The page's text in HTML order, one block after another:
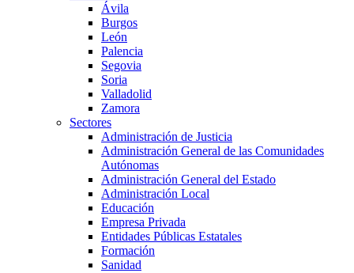
Ávila
Burgos
León
Palencia
Segovia
Soria
Valladolid
Zamora
Sectores
Administración de Justicia
Administración General de las Comunidades
Autónomas
Administración General del Estado
Administración Local
Educación
Empresa Privada
Entidades Públicas Estatales
Formación
Sanidad